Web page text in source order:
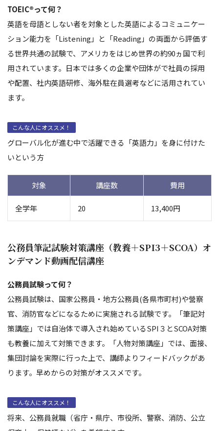
TOEIC®って何？
英語を母語としない者を対象とした英語によるコミュニケー
ション能力を「Listening」と「Reading」の両面から評価す
る世界共通の試験で、アメリカをはじめ世界の約90ヵ国で利
用されています。日本では多くの企業や団体がで社員の採用
や配置、社内英語研修、海外駐在員選考などに活用されてい
ます。
こんな人にオススメ！
グローバル化が進む中で活躍できる「英語力」を身に付けた
いという方
対象 講座数 費用
全学年 20 13,400円
公務員筆記試験対策講座（教養＋SPI3＋SCOA）オ
ンデマンド動画配信講座
公務員試験って何？
公務員試験は、国家公務員・地方公務員(各県市町村)や營察
官、消防官などになるために実施される試験です。「筆記対
策講座」では自治体で導入され始めているSPI３とSCOA対策
も教養に加えて対策できます。「人物対策講座」では、面接、
集団討論を実際に行った上で、講師よりフィードバックがあ
ります。早めからの対策がオススメです。
こんな人にオススメ！
将来、公務員就職（省庁・県庁、市役所、警察、消防、公立